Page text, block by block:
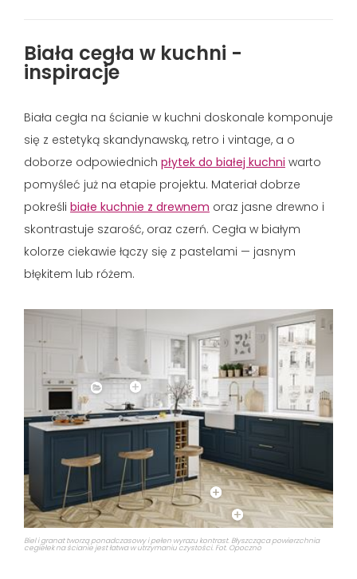
Biała cegła w kuchni -
inspiracje
Biała cegła na ścianie w kuchni doskonale komponuje
się z estetyką skandynawską, retro i vintage, a o
doborze odpowiednich płytek do białej kuchni warto
pomyśleć już na etapie projektu. Materiał dobrze
pokreśli białe kuchnie z drewnem oraz jasne drewno i
skontrastuje szarość, oraz czerń. Cegła w białym
kolorze ciekawie łączy się z pastelami — jasnym
błękitem lub różem.
Biel i granat tworzą ponadczasowy i pełen wyrazu kontrast. Błyszcząca powierzchnia
cegiełek na ścianie jest łatwa w utrzymaniu czystości. Fot. Opoczno